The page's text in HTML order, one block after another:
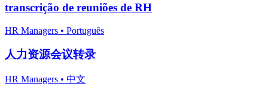
transcrição de reuniões de RH
HR Managers • Português
人力资源会议转录
HR Managers • 中文